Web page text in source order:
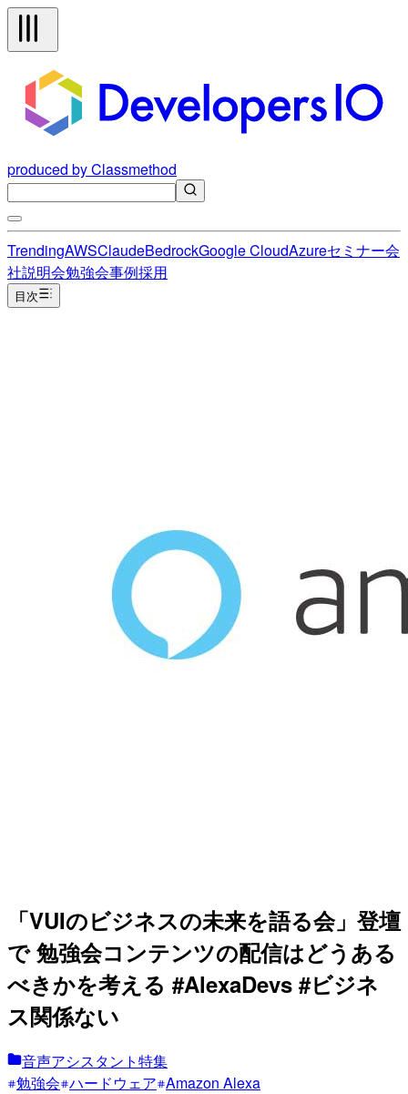
produced by Classmethod
TrendingAWSClaudeBedrockGoogle CloudAzureセミナー会
社説明会勉強会事例採用
目次
「VUIのビジネスの未来を語る会」登壇
で 勉強会コンテンツの配信はどうある
べきかを考える #AlexaDevs #ビジネ
ス関係ない
音声アシスタント特集
勉強会 ハードウェア Amazon Alexa